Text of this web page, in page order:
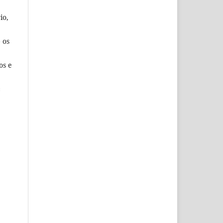
os
e